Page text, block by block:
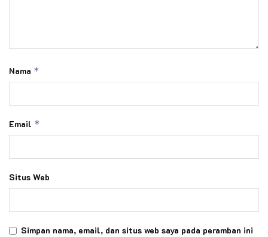
Nama *
Email *
Situs Web
Simpan nama, email, dan situs web saya pada peramban ini